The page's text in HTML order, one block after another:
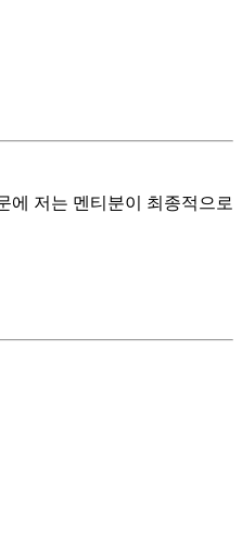
에 저는 멘티분이 최종적으로